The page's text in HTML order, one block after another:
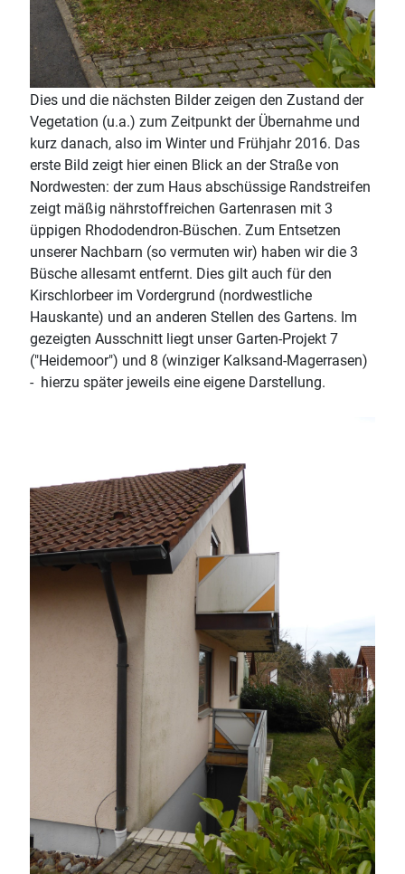
Dies und die nächsten Bilder zeigen den Zustand der
Vegetation (u.a.) zum Zeitpunkt der Übernahme und
kurz danach, also im Winter und Frühjahr 2016. Das
erste Bild zeigt hier einen Blick an der Straße von
Nordwesten: der zum Haus abschüssige Randstreifen
zeigt mäßig nährstoffreichen Gartenrasen mit 3
üppigen Rhododendron-Büschen. Zum Entsetzen
unserer Nachbarn (so vermuten wir) haben wir die 3
Büsche allesamt entfernt. Dies gilt auch für den
Kirschlorbeer im Vordergrund (nordwestliche
Hauskante) und an anderen Stellen des Gartens. Im
gezeigten Ausschnitt liegt unser Garten-Projekt 7
("Heidemoor") und 8 (winziger Kalksand-Magerrasen)
- hierzu später jeweils eine eigene Darstellung.